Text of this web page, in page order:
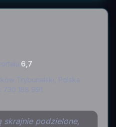
6,7
skrajnie podzielone,